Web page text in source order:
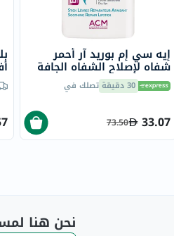
إيه سي إم بوريد آر أحمر
شفاه لإصلاح الشفاه الجافة
9.2 جرام 30 دقيقة تصلك في
33.07
73.50
نحن هنا